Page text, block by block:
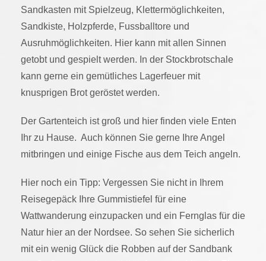
Sandkasten mit Spielzeug, Klettermöglichkeiten,
Sandkiste, Holzpferde, Fussballtore und
Ausruhmöglichkeiten. Hier kann mit allen Sinnen
getobt und gespielt werden. In der Stockbrotschale
kann gerne ein gemütliches Lagerfeuer mit
knusprigen Brot geröstet werden.
Der Gartenteich ist groß und hier finden viele Enten
Ihr zu Hause. Auch können Sie gerne Ihre Angel
mitbringen und einige Fische aus dem Teich angeln.
Hier noch ein Tipp: Vergessen Sie nicht in Ihrem
Reisegepäck Ihre Gummistiefel für eine
Wattwanderung einzupacken und ein Fernglas für die
Natur hier an der Nordsee. So sehen Sie sicherlich
mit ein wenig Glück die Robben auf der Sandbank